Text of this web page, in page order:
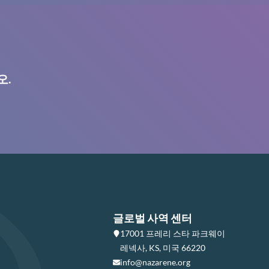
.
글로벌 사역 센터
17001 프레리 스타 파크웨이
레넥사, KS, 미국 66220
info@nazarene.org